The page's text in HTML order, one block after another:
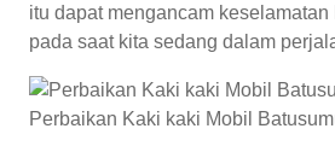
itu dapat mengancam
pada saat kita sedang dalam
Perbaikan Kaki kaki Mobil